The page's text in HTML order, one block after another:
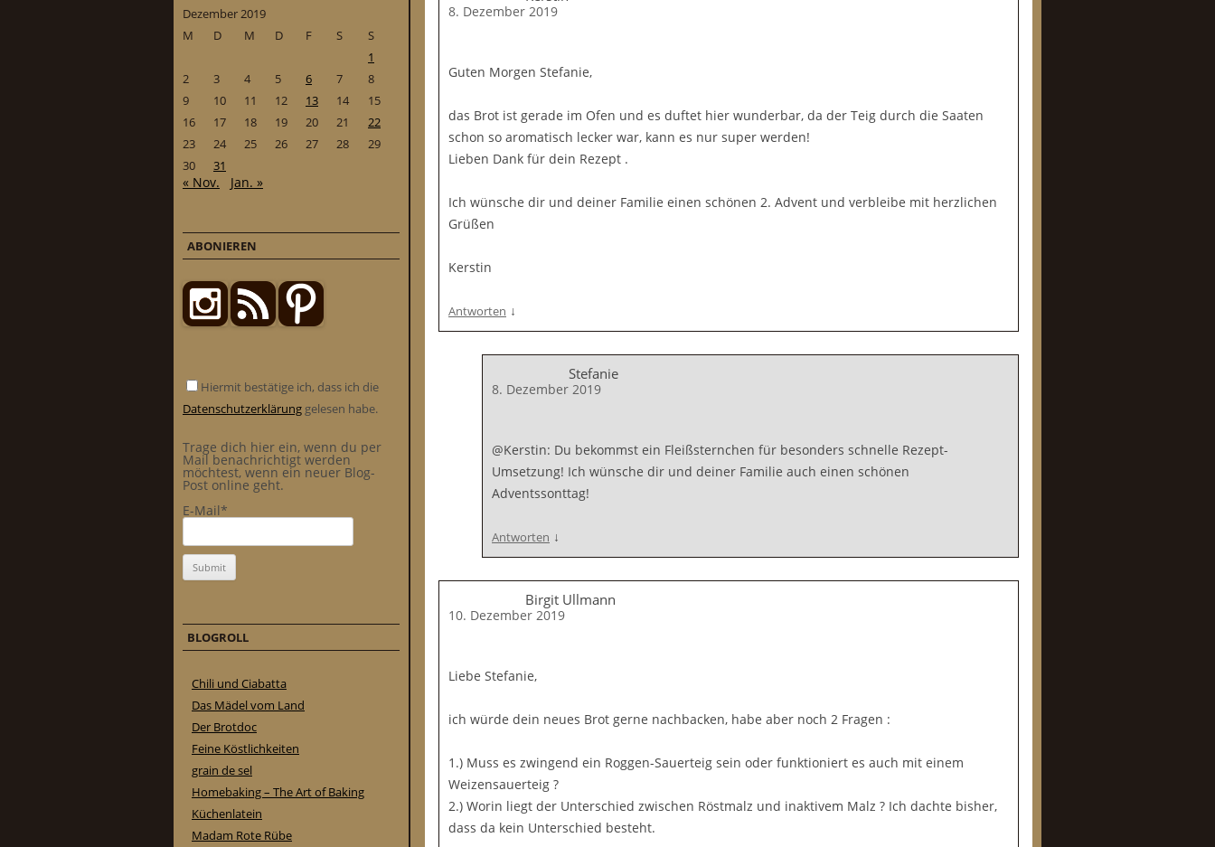
8. Dezember 2019
Guten Morgen Stefanie,
das Brot ist gerade im Ofen und es duftet hier wunderbar, da der Teig durch die Saaten
schon so aromatisch lecker war, kann es nur super werden!
Lieben Dank für dein Rezept .
Ich wünsche dir und deiner Familie einen schönen 2. Advent und verbleibe mit herzlichen
Grüßen
Kerstin
Antworten ↓
Stefanie
8. Dezember 2019
@Kerstin: Du bekommst ein Fleißsternchen für besonders schnelle Rezept-
Umsetzung! Ich wünsche dir und deiner Familie auch einen schönen
Adventssonttag!
Antworten ↓
Birgit Ullmann
10. Dezember 2019
Liebe Stefanie,
ich würde dein neues Brot gerne nachbacken, habe aber noch 2 Fragen :
1.) Muss es zwingend ein Roggen-Sauerteig sein oder funktioniert es auch mit einem
Weizensauerteig ?
2.) Worin liegt der Unterschied zwischen Röstmalz und inaktivem Malz ? Ich dachte bisher,
dass da kein Unterschied besteht.
Dezember 2019
M
D M D F S
S
1
2
3 4 5 6 7
8
9
10 11 12 13 14
15
16
17 18 19 20 21
22
23
24 25 26 27 28
29
30
31
« Nov. Jan. »
ABONIEREN
Hiermit bestätige ich, dass ich die
Datenschutzerklärung gelesen habe.
Trage dich hier ein, wenn du per
Mail benachrichtigt werden
möchtest, wenn ein neuer Blog-
Post online geht.
E-Mail*
BLOGROLL
Chili und Ciabatta
Das Mädel vom Land
Der Brotdoc
Feine Köstlichkeiten
grain de sel
Homebaking – The Art of Baking
Küchenlatein
Madam Rote Rübe